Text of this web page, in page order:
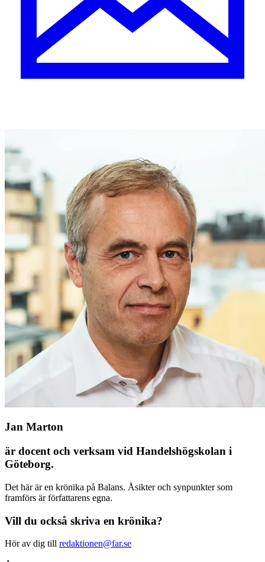
Jan Marton
är docent och verksam vid Handels­högskolan i
Göteborg.
Det här är en krönika på Balans. Åsikter och synpunkter som
framförs är författarens egna.
Vill du också skriva en krönika?
Hör av dig till redaktionen@far.se